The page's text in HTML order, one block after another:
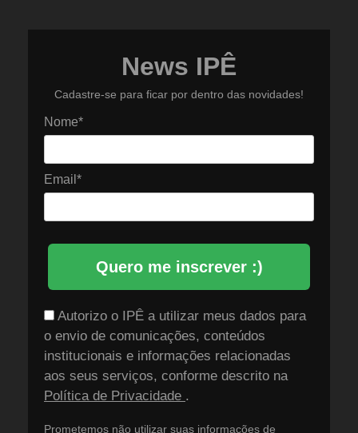
News IPÊ
Cadastre-se para ficar por dentro das novidades!
Nome*
Email*
Quero me inscrever :)
Autorizo o IPÊ a utilizar meus dados para
o envio de comunicações, conteúdos
institucionais e informações relacionadas
aos seus serviços, conforme descrito na
Política de Privacidade .
Prometemos não utilizar suas informações de